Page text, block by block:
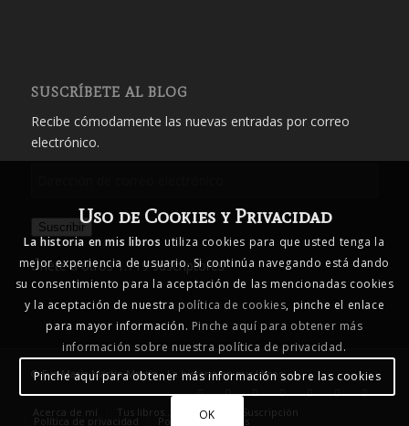
SUSCRÍBETE AL BLOG
Recibe cómodamente las nuevas entradas por correo
electrónico.
correo
electrónico
Suscribir
Únete a otros 1.719 suscriptores
© Eva María Martín Martín - La historia en mis libros
Acerca de mí Tus libros… mis libros Suscripción
Política de privacidad Política de cookies
Uso de Cookies y Privacidad
La historia en mis libros utiliza cookies para que usted tenga la
mejor experiencia de usuario. Si continúa navegando está dando
su consentimiento para la aceptación de las mencionadas cookies
y la aceptación de nuestra política de cookies, pinche el enlace
para mayor información. Pinche aquí para obtener más
información sobre nuestra política de privacidad.
Pinche aquí para obtener más información sobre las cookies
OK